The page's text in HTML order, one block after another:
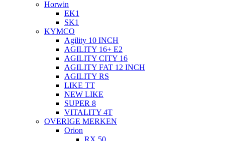
Horwin
EK1
SK1
KYMCO
Agility 10 INCH
AGILITY 16+ E2
AGILITY CITY 16
AGILITY FAT 12 INCH
AGILITY RS
LIKE TT
NEW LIKE
SUPER 8
VITALITY 4T
OVERIGE MERKEN
Orion